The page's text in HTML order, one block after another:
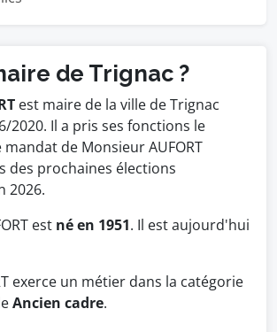
de Trignac ?
est maire de la ville de Trignac
2020. Il a pris ses fonctions le
mandat de Monsieur AUFORT
des prochaines élections
2026.
est né en 1951. Il est aujourd'hui
exerce un métier dans la catégorie
Ancien cadre.